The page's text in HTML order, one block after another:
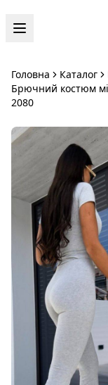
Головна Каталог
Брючний костюм
2080